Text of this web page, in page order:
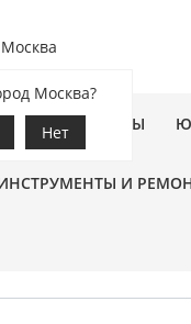
Москва?
Нет ЦВЕТЫ
И